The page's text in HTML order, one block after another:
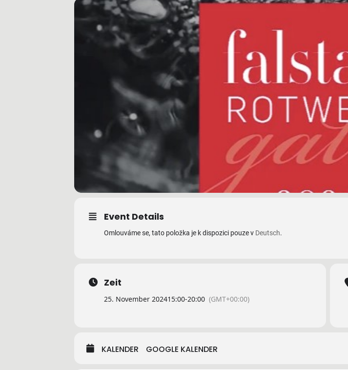
Event Details
Omlouváme se, tato položka je k dispozici pouze v Deutsch.
Zeit
25. November 202415:00-20:00 (GMT+00:00)
KALENDER GOOGLE KALENDER